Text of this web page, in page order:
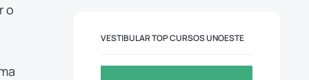
o
VESTIBULAR TOP CURSOS UNOESTE